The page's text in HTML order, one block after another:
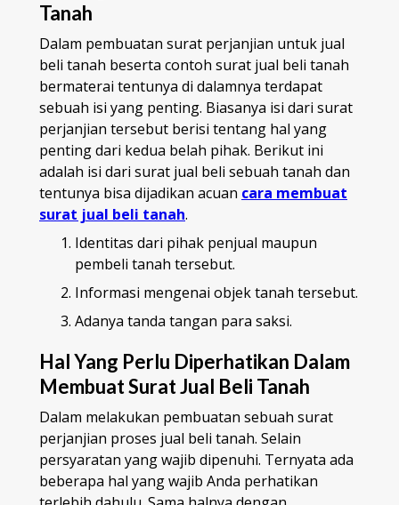
Tanah
Dalam pembuatan surat perjanjian untuk jual
beli tanah beserta contoh surat jual beli tanah
bermaterai tentunya di dalamnya terdapat
sebuah isi yang penting. Biasanya isi dari surat
perjanjian tersebut berisi tentang hal yang
penting dari kedua belah pihak. Berikut ini
adalah isi dari surat jual beli sebuah tanah dan
tentunya bisa dijadikan acuan cara membuat
surat jual beli tanah.
Identitas dari pihak penjual maupun
pembeli tanah tersebut.
Informasi mengenai objek tanah tersebut.
Adanya tanda tangan para saksi.
Hal Yang Perlu Diperhatikan Dalam
Membuat Surat Jual Beli Tanah
Dalam melakukan pembuatan sebuah surat
perjanjian proses jual beli tanah. Selain
persyaratan yang wajib dipenuhi. Ternyata ada
beberapa hal yang wajib Anda perhatikan